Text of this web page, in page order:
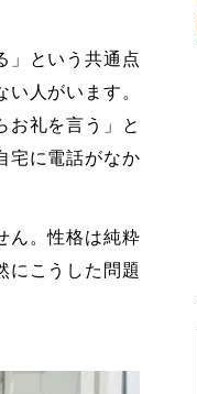
」という共通点
人がいます。
お礼を言う」と
宅に電話がなか
ん。性格は純粋
にこうした問題